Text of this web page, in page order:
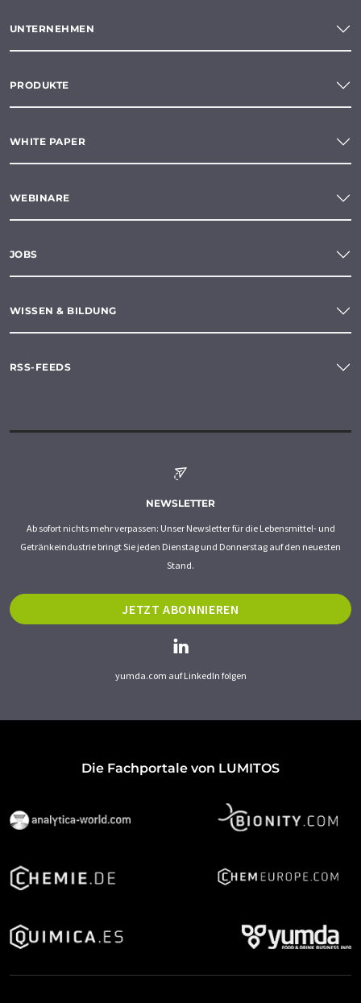
UNTERNEHMEN
PRODUKTE
WHITE PAPER
WEBINARE
JOBS
WISSEN & BILDUNG
RSS-FEEDS
NEWSLETTER
Ab sofort nichts mehr verpassen: Unser Newsletter für die Lebensmittel- und
Getränkeindustrie bringt Sie jeden Dienstag und Donnerstag auf den neuesten
Stand.
JETZT ABONNIEREN
yumda.com auf LinkedIn folgen
Die Fachportale von LUMITOS